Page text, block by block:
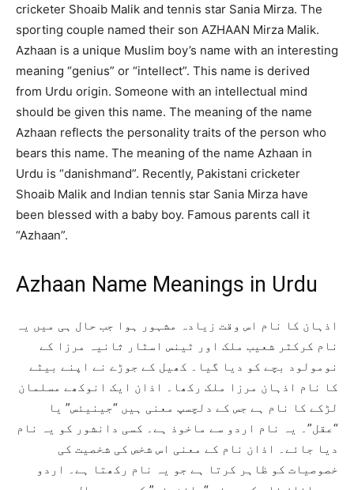
cricketer Shoaib Malik and tennis star Sania Mirza. The
sporting couple named their son AZHAAN Mirza Malik.
Azhaan is a unique Muslim boy’s name with an interesting
meaning “genius” or “intellect”. This name is derived
from Urdu origin. Someone with an intellectual mind
should be given this name. The meaning of the name
Azhaan reflects the personality traits of the person who
bears this name. The meaning of the name Azhaan in
Urdu is “danishmand”. Recently, Pakistani cricketer
Shoaib Malik and Indian tennis star Sania Mirza have
been blessed with a baby boy. Famous parents call it
“Azhaan”.
Azhaan Name Meanings in Urdu
اذہان کا نام اس وقت زیادہ مشہور ہوا جب حال ہی میں یہ
نام کرکٹر شعیب ملک اور ٹینس اسٹار ثانیہ مرزا کے
نومولود بچے کو دیا گیا۔ کھیل کے جوڑے نے اپنے بیٹے
کا نام اذہان مرزا ملک رکھا۔ اذان ایک انوکھے مسلمان
لڑکے کا نام ہے جس کے دلچسپ معنی ہیں “جینیئس” یا
“عقل”۔ یہ نام اردو سے ماخوذ ہے۔ کسی دانشور کو یہ نام
دیا جائے۔ اذان نام کے معنی اس شخص کی شخصیت کی
خصوصیات کو ظاہر کرتا ہے جو یہ نام رکھتا ہے۔ اردو